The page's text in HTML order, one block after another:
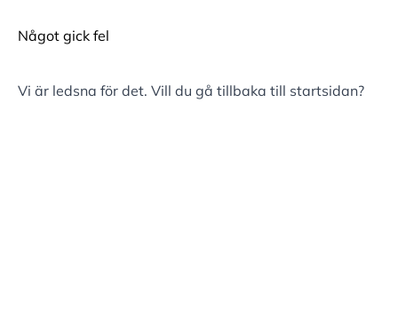
Något gick fel
Vi är ledsna för det. Vill du gå tillbaka till startsidan?